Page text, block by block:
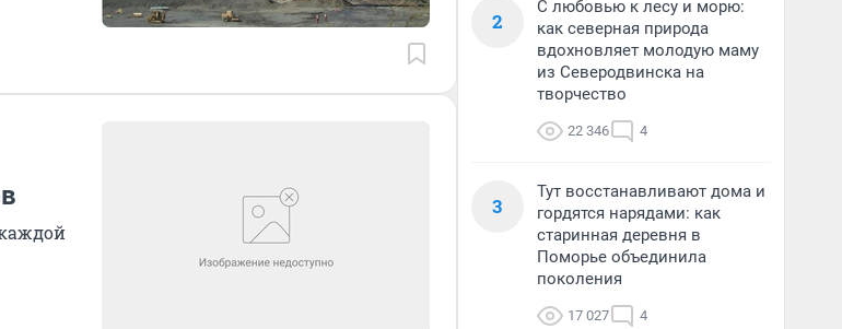
2
С любовью к лесу и морю:
как северная природа
вдохновляет молодую маму
из Северодвинска на
творчество
22 346 4
3
Тут восстанавливают дома и
гордятся нарядами: как
старинная деревня в
Поморье объединила
поколения
17 027 4